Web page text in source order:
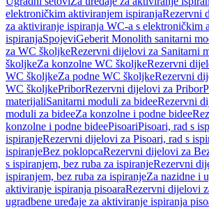
elektroničkim aktiviranjem ispiranjaRezervni
za aktiviranje ispiranja WC-a s elektroničkim
ispiranjaSpojeviGeberit Monolith sanitarni
za WC školjkeRezervni dijelovi za Sanitarni
školjkeZa konzolne WC školjkeRezervni
WC školjkeZa podne WC školjkeRezervni
WC školjkePriborRezervni dijelovi za Pribor
materijaliSanitarni moduli za bideeRezervni
moduli za bideeZa konzolne i podne bidee
konzolne i podne bideePisoariPisoari, rad s
ispiranjeRezervni dijelovi za Pisoari, rad s
ispiranjeBez poklopcaRezervni dijelovi za
s ispiranjem, bez ruba za ispiranjeRezervni
ispiranjem, bez ruba za ispiranjeZa nazidne i
aktiviranje ispiranja pisoaraRezervni dijelovi
ugradbene uređaje za aktiviranje ispiranja